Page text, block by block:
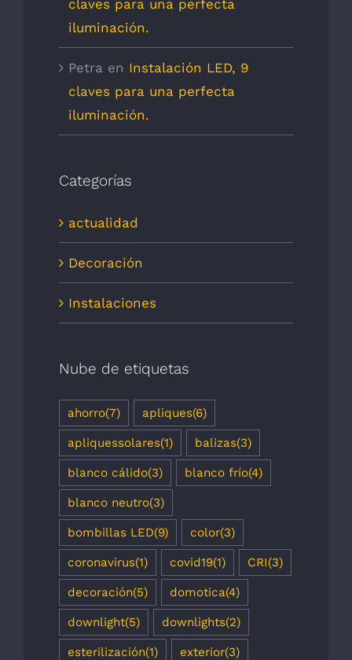
claves para una perfecta
iluminación.
Petra en Instalación LED, 9
claves para una perfecta
iluminación.
Categorías
actualidad
Decoración
Instalaciones
Nube de etiquetas
ahorro(7) apliques(6)
apliquessolares(1) balizas(3)
blanco cálido(3) blanco frío(4)
blanco neutro(3)
bombillas LED(9) color(3)
coronavirus(1) covid19(1) CRI(3)
decoración(5) domotica(4)
downlight(5) downlights(2)
esterilización(1) exterior(3)